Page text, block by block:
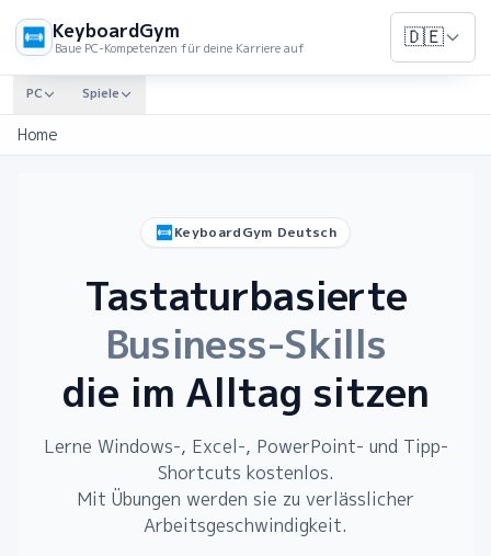
KeyboardGym
Baue PC-Kompetenzen für deine Karriere auf 🇩🇪
PC Spiele
Home
KeyboardGym Deutsch
Tastaturbasierte
Business-Skills
die im Alltag sitzen
Lerne Windows-, Excel-, PowerPoint- und Tipp-
Shortcuts kostenlos.
Mit Übungen werden sie zu verlässlicher
Arbeitsgeschwindigkeit.